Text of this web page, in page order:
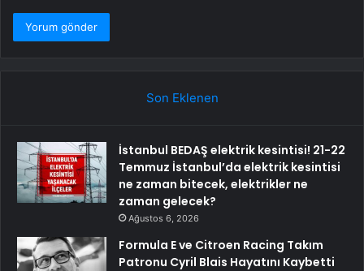
Son Eklenen
İstanbul BEDAŞ elektrik kesintisi! 21-22
Temmuz İstanbul’da elektrik kesintisi
ne zaman bitecek, elektrikler ne
zaman gelecek?
Ağustos 6, 2026
Formula E ve Citroen Racing Takım
Patronu Cyril Blais Hayatını Kaybetti